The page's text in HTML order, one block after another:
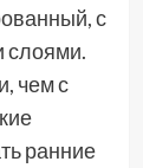
с
слоями.
чем с
ранние